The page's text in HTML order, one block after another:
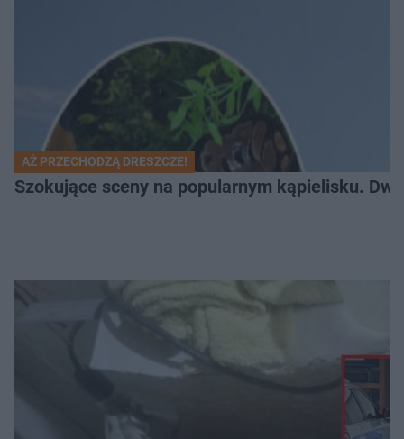
AŻ PRZECHODZĄ DRESZCZE!
Szokujące sceny na popularnym kąpielisku.